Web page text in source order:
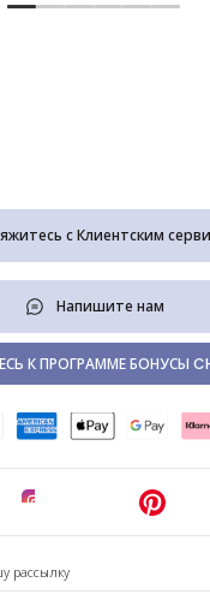
с Клиентским
Напишите нам
рассылку
К ПРОГРАММЕ БОНУСЫ